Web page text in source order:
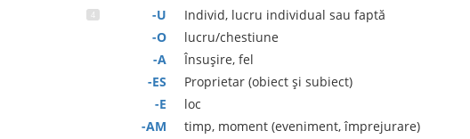
-U
Individ, lucru individual sau faptă
-O
lucru/chestiune
-A
Însușire, fel
-ES
Proprietar (obiect și subiect)
-E
loc
-AM
timp, moment (eveniment, împrejurare)